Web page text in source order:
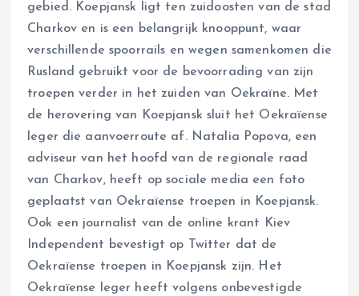
gebied. Koepjansk ligt ten zuidoosten van de stad
Charkov en is een belangrijk knooppunt, waar
verschillende spoorrails en wegen samenkomen die
Rusland gebruikt voor de bevoorrading van zijn
troepen verder in het zuiden van Oekraïne. Met
de herovering van Koepjansk sluit het Oekraïense
leger die aanvoerroute af. Natalia Popova, een
adviseur van het hoofd van de regionale raad
van Charkov, heeft op sociale media een foto
geplaatst van Oekraïense troepen in Koepjansk.
Ook een journalist van de online krant Kiev
Independent bevestigt op Twitter dat de
Oekraïense troepen in Koepjansk zijn. Het
Oekraïense leger heeft volgens onbevestigde